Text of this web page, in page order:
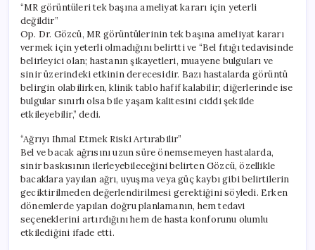
“MR görüntüleri tek başına ameliyat kararı için yeterli
değildir”
Op. Dr. Gözcü, MR görüntülerinin tek başına ameliyat kararı
vermek için yeterli olmadığını belirtti ve “Bel fıtığı tedavisinde
belirleyici olan; hastanın şikayetleri, muayene bulguları ve
sinir üzerindeki etkinin derecesidir. Bazı hastalarda görüntü
belirgin olabilirken, klinik tablo hafif kalabilir; diğerlerinde ise
bulgular sınırlı olsa bile yaşam kalitesini ciddi şekilde
etkileyebilir,” dedi.
“Ağrıyı Ihmal Etmek Riski Artırabilir”
Bel ve bacak ağrısını uzun süre önemsemeyen hastalarda,
sinir baskısının ilerleyebileceğini belirten Gözcü, özellikle
bacaklara yayılan ağrı, uyuşma veya güç kaybı gibi belirtilerin
geciktirilmeden değerlendirilmesi gerektiğini söyledi. Erken
dönemlerde yapılan doğru planlamanın, hem tedavi
seçeneklerini artırdığını hem de hasta konforunu olumlu
etkilediğini ifade etti.